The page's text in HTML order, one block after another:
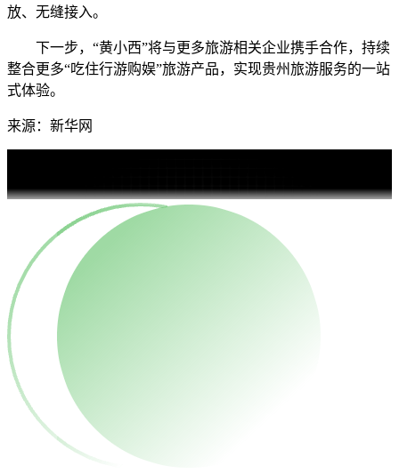
放、无缝接入。
下一步，“黄小西”将与更多旅游相关企业携手合作，持续
整合更多“吃住行游购娱”旅游产品，实现贵州旅游服务的一站
式体验。
来源：新华网